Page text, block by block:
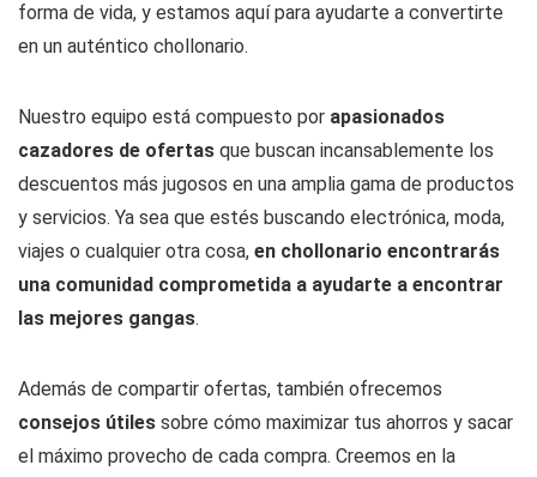
forma de vida, y estamos aquí para ayudarte a convertirte
en un auténtico chollonario.
Nuestro equipo está compuesto por apasionados
cazadores de ofertas que buscan incansablemente los
descuentos más jugosos en una amplia gama de productos
y servicios. Ya sea que estés buscando electrónica, moda,
viajes o cualquier otra cosa, en chollonario encontrarás
una comunidad comprometida a ayudarte a encontrar
las mejores gangas.
Además de compartir ofertas, también ofrecemos
consejos útiles sobre cómo maximizar tus ahorros y sacar
el máximo provecho de cada compra. Creemos en la